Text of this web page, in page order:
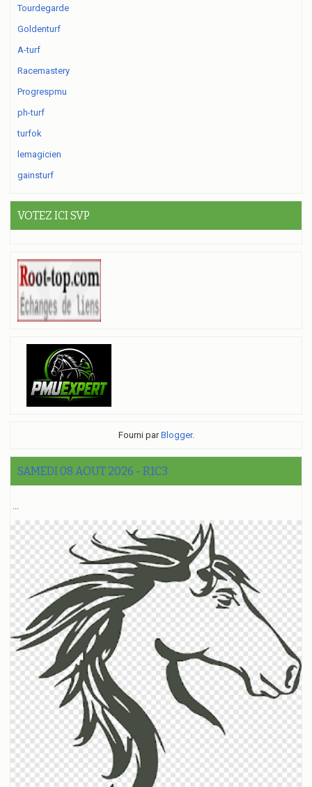
Tourdegarde
Goldenturf
A-turf
Racemastery
Progrespmu
ph-turf
turfok
lemagicien
gainsturf
VOTEZ ICI SVP
Fourni parBlogger.
SAMEDI 08 AOUT 2026 - R1C3
...